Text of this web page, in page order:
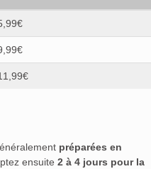
préparées en
ensuite 2 à 4 jours pour la